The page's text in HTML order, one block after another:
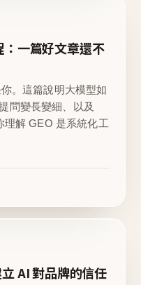
：一篇好文章還不
。這篇說明大模型如
問變長變細、以及
解 GEO 是系統化工
AI 對品牌的信任